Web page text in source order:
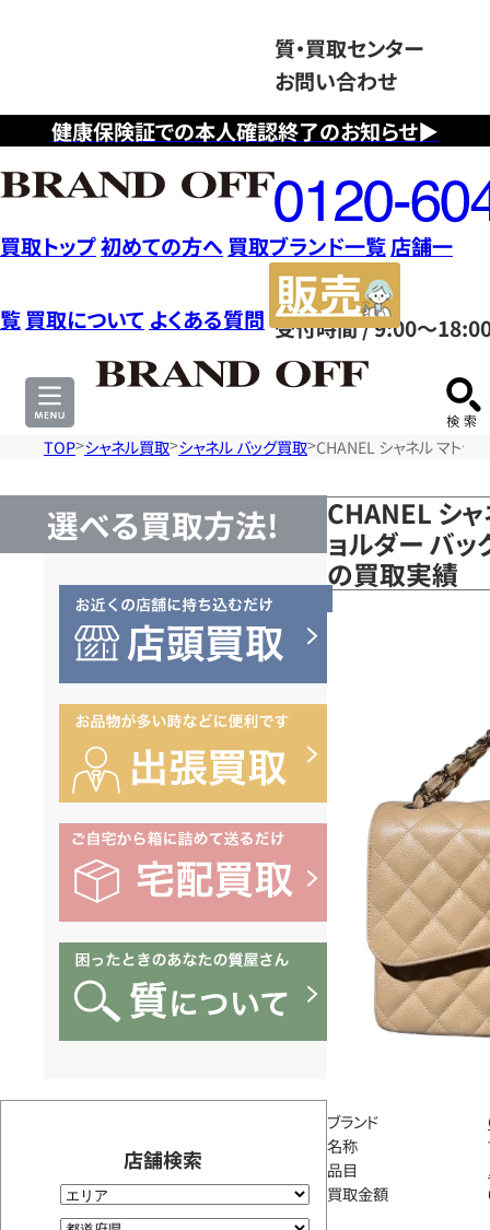
健康保険証での本人確認終了のお知らせ▶
質・買取センター
お問い合わせ
フ
リ
ー
ダ
イ
ヤ
ル
0120604117
受付時間 / 9:00～
買取トップ初めての方へ 買取ブランド一覧店舗一
覧 買取について よくある質問
サ
TOP シャネル買取 シャネル バッグ買取 CHANEL シャネル マトラ
選べる買取方法!
店舗検索
CHANEL シ
ョルダー バッ
の買取実績
ブランド
名称
品目
買取金額